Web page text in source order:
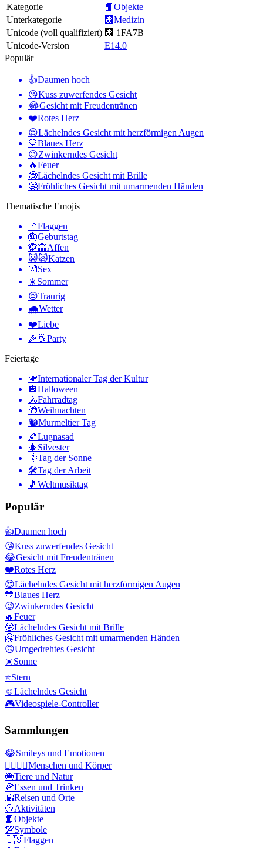
Kategorie
📙Objekte
Unterkategorie
🩻Medizin
Unicode (voll qualifiziert) 🩻 1FA7B
Unicode-Version
E14.0
Populär
👍Daumen hoch
😘Kuss zuwerfendes Gesicht
😂Gesicht mit Freudentränen
❤️Rotes Herz
😍Lächelndes Gesicht mit herzförmigen Augen
💙Blaues Herz
😉Zwinkerndes Gesicht
🔥Feuer
🤓Lächelndes Gesicht mit Brille
🤗Fröhliches Gesicht mit umarmenden Händen
Thematische Emojis
🚩Flaggen
🎂Geburtstag
🙈🙉Affen
😺🙀Katzen
💏Sex
☀️Sommer
😔Traurig
🌧Wetter
❤️Liebe
🎉🥂Party
Feiertage
🎺Internationaler Tag der Kultur
🎃Halloween
🚴Fahrradtag
🎁Weihnachten
🐿Murmeltier Tag
🍂Lugnasad
🎄Silvester
🌞Tag der Sonne
🛠Tag der Arbeit
🎵 Weltmusiktag
Populär
👍Daumen hoch
😘Kuss zuwerfendes Gesicht
😂Gesicht mit Freudentränen
❤️Rotes Herz
😍Lächelndes Gesicht mit herzförmigen Augen
💙Blaues Herz
😉Zwinkerndes Gesicht
🔥Feuer
🤓Lächelndes Gesicht mit Brille
🤗Fröhliches Gesicht mit umarmenden Händen
🙃Umgedrehtes Gesicht
☀️Sonne
⭐Stern
☺️Lächelndes Gesicht
🎮Videospiele-Controller
Sammlungen
😂Smileys und Emotionen
👩‍❤️‍💋‍👨Menschen und Körper
🐝Tiere und Natur
🍕Essen und Trinken
🌇Reisen und Orte
🥎Aktivitäten
📙Objekte
💯Symbole
🇺🇸Flaggen